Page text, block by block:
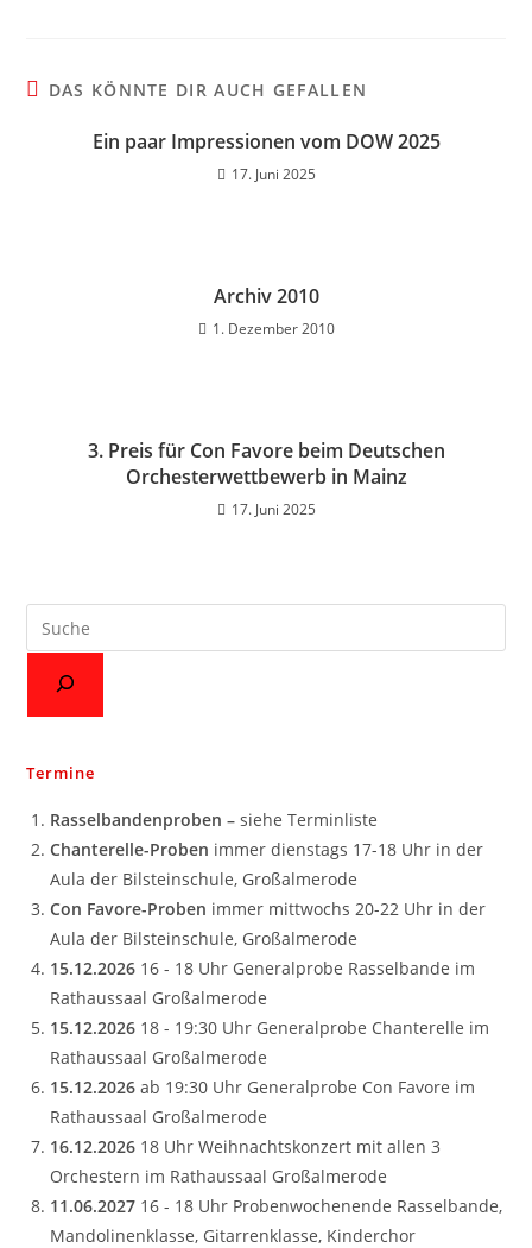
DAS KÖNNTE DIR AUCH GEFALLEN
Ein paar Impressionen vom DOW 2025
17. Juni 2025
Archiv 2010
1. Dezember 2010
3. Preis für Con Favore beim Deutschen
Orchesterwettbewerb in Mainz
17. Juni 2025
Termine
Rasselbandenproben –siehe Terminliste
Chanterelle-Proben immer dienstags 17-18 Uhr in der
Aula der Bilsteinschule, Großalmerode
Con Favore-Proben immer mittwochs 20-22 Uhr in der
Aula der Bilsteinschule, Großalmerode
15.12.2026 16 - 18 Uhr Generalprobe Rasselbande im
Rathaussaal Großalmerode
15.12.2026 18 - 19:30 Uhr Generalprobe Chanterelle im
Rathaussaal Großalmerode
15.12.2026ab 19:30 Uhr Generalprobe Con Favore im
Rathaussaal Großalmerode
16.12.2026 18 Uhr Weihnachtskonzert mit allen 3
Orchestern im Rathaussaal Großalmerode
11.06.2027 16 - 18 Uhr Probenwochenende Rasselbande,
Mandolinenklasse, Gitarrenklasse, Kinderchor